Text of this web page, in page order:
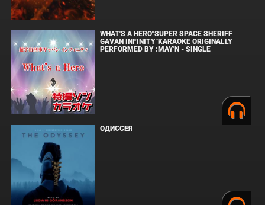
WHAT'S A HERO"SUPER SPACE SHERIFF
GAVAN INFINITY"KARAOKE ORIGINALLY
PERFORMED BY :MAY'N - SINGLE
ОДИССЕЯ